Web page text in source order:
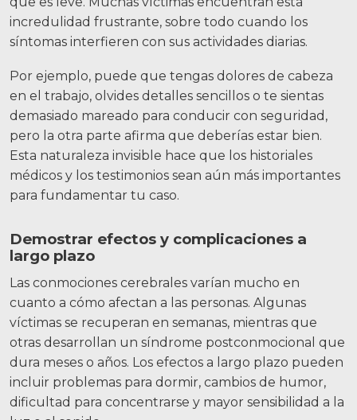
incredulidad frustrante, sobre todo cuando los
síntomas interfieren con sus actividades diarias.
Por ejemplo, puede que tengas dolores de cabeza
en el trabajo, olvides detalles sencillos o te sientas
demasiado mareado para conducir con seguridad,
pero la otra parte afirma que deberías estar bien.
Esta naturaleza invisible hace que los historiales
médicos y los testimonios sean aún más importantes
para fundamentar tu caso.
Demostrar efectos y complicaciones a
largo plazo
Las conmociones cerebrales varían mucho en
cuanto a cómo afectan a las personas. Algunas
víctimas se recuperan en semanas, mientras que
otras desarrollan un síndrome postconmocional que
dura meses o años. Los efectos a largo plazo pueden
incluir problemas para dormir, cambios de humor,
dificultad para concentrarse y mayor sensibilidad a la